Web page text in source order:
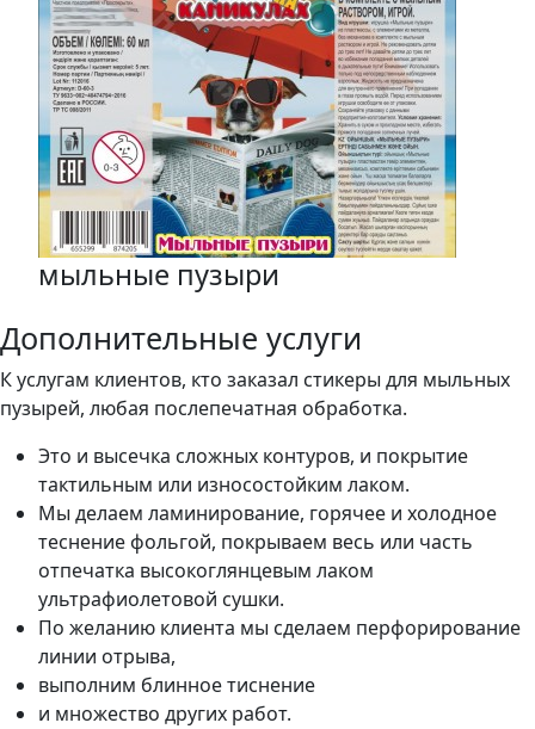
мыльные пузыри
Дополнительные услуги
К услугам клиентов, кто заказал стикеры для мыльных
пузырей, любая послепечатная обработка.
Это и высечка сложных контуров, и покрытие
тактильным или износостойким лаком.
Мы делаем ламинирование, горячее и холодное
теснение фольгой, покрываем весь или часть
отпечатка высокоглянцевым лаком
ультрафиолетовой сушки.
По желанию клиента мы сделаем перфорирование
линии отрыва,
выполним блинное тиснение
и множество других работ.